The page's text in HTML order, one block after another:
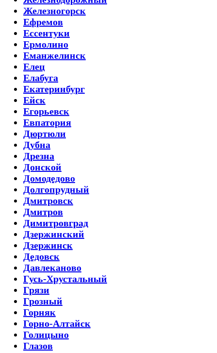
Железногорск
Ефремов
Ессентуки
Ермолино
Еманжелинск
Елец
Елабуга
Екатеринбург
Ейск
Егорьевск
Евпатория
Дюртюли
Дубна
Дрезна
Донской
Домодедово
Долгопрудный
Дмитровск
Дмитров
Димитровград
Дзержинский
Дзержинск
Дедовск
Давлеканово
Гусь-Хрустальный
Грязи
Грозный
Горняк
Горно-Алтайск
Голицыно
Глазов